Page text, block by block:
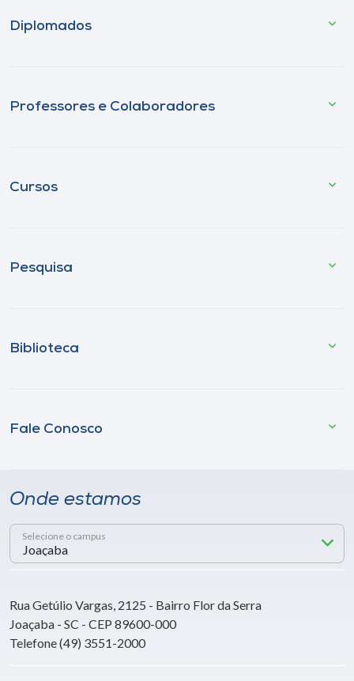
Diplomados
Professores e Colaboradores
Cursos
Pesquisa
Biblioteca
Fale Conosco
Onde estamos
Selecione o campus
Rua Getúlio Vargas, 2125 - Bairro Flor da Serra
Joaçaba - SC - CEP 89600-000
Telefone (49) 3551-2000